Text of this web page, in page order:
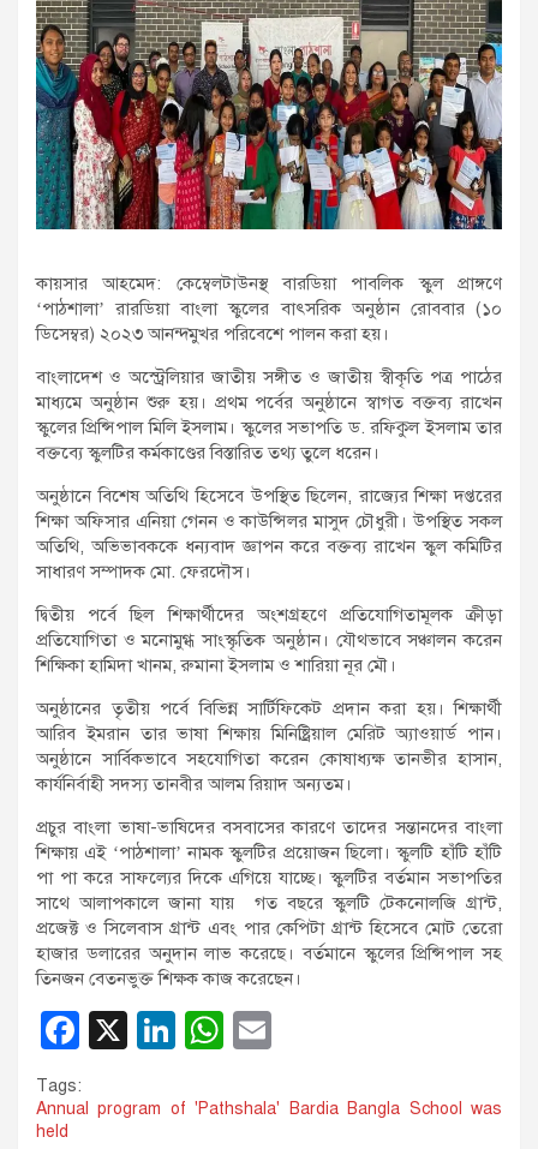
কায়সার আহমেদ: কেম্বেলটাউনস্থ বারডিয়া পাবলিক স্কুল প্রাঙ্গণে
‘পাঠশালা’ রারডিয়া বাংলা স্কুলের বাৎসরিক অনুষ্ঠান রোববার (১০
ডিসেম্বর) ২০২৩ আনন্দমুখর পরিবেশে পালন করা হয়।
বাংলাদেশ ও অস্ট্রেলিয়ার জাতীয় সঙ্গীত ও জাতীয় স্বীকৃতি পত্র পাঠের
মাধ্যমে অনুষ্ঠান শুরু হয়। প্রথম পর্বের অনুষ্ঠানে স্বাগত বক্তব্য রাখেন
স্কুলের প্রিন্সিপাল মিলি ইসলাম। স্কুলের সভাপতি ড. রফিকুল ইসলাম তার
বক্তব্যে স্কুলটির কর্মকাণ্ডের বিস্তারিত তথ্য তুলে ধরেন।
অনুষ্ঠানে বিশেষ অতিথি হিসেবে উপস্থিত ছিলেন, রাজ্যের শিক্ষা দপ্তরের
শিক্ষা অফিসার এনিয়া গেনন ও কাউন্সিলর মাসুদ চৌধুরী। উপস্থিত সকল
অতিথি, অভিভাবককে ধন্যবাদ জ্ঞাপন করে বক্তব্য রাখেন স্কুল কমিটির
সাধারণ সম্পাদক মো. ফেরদৌস।
দ্বিতীয় পর্বে ছিল শিক্ষার্থীদের অংশগ্রহণে প্রতিযোগিতামূলক ক্রীড়া
প্রতিযোগিতা ও মনোমুগ্ধ সাংস্কৃতিক অনুষ্ঠান। যৌথভাবে সঞ্চালন করেন
শিক্ষিকা হামিদা খানম, রুমানা ইসলাম ও শারিয়া নূর মৌ।
অনুষ্ঠানের তৃতীয় পর্বে বিভিন্ন সার্টিফিকেট প্রদান করা হয়। শিক্ষার্থী
আরিব ইমরান তার ভাষা শিক্ষায় মিনিষ্ট্রিয়াল মেরিট অ্যাওয়ার্ড পান।
অনুষ্ঠানে সার্বিকভাবে সহযোগিতা করেন কোষাধ্যক্ষ তানভীর হাসান,
কার্যনির্বাহী সদস্য তানবীর আলম রিয়াদ অন্যতম।
প্রচুর বাংলা ভাষা-ভাষিদের বসবাসের কারণে তাদের সন্তানদের বাংলা
শিক্ষায় এই ‘পাঠশালা’ নামক স্কুলটির প্রয়োজন ছিলো। স্কুলটি হাঁটি হাঁটি
পা পা করে সাফল্যের দিকে এগিয়ে যাচ্ছে। স্কুলটির বর্তমান সভাপতির
সাথে আলাপকালে জানা যায় গত বছরে স্কুলটি টেকনোলজি গ্রান্ট,
প্রজেক্ট ও সিলেবাস গ্রান্ট এবং পার কেপিটা গ্রান্ট হিসেবে মোট তেরো
হাজার ডলারের অনুদান লাভ করেছে। বর্তমানে স্কুলের প্রিন্সিপাল সহ
তিনজন বেতনভুক্ত শিক্ষক কাজ করেছেন।
F
a
c
X
Li
k
W
at ail
Tags:
Annual program of 'Pathshala' Bardia Bangla School was
held